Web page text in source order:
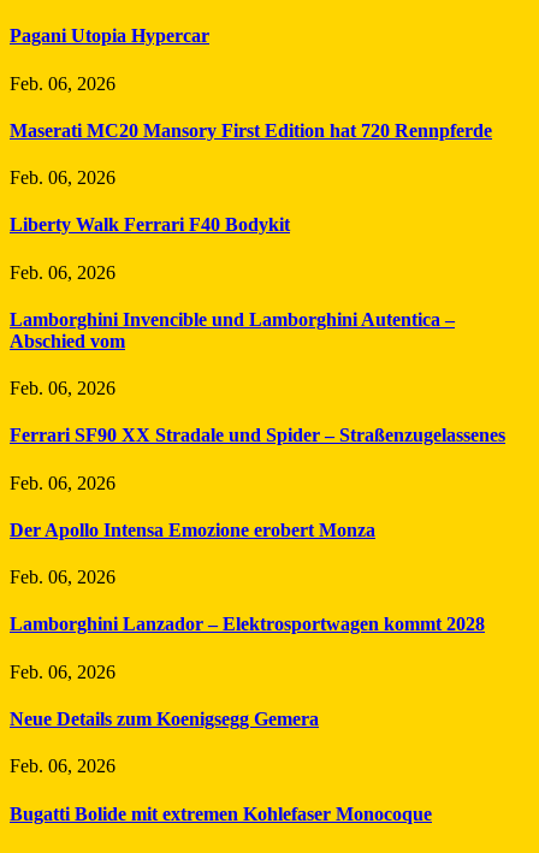
Pagani Utopia Hypercar
Feb. 06, 2026
Maserati MC20 Mansory First Edition hat 720 Rennpferde
Feb. 06, 2026
Liberty Walk Ferrari F40 Bodykit
Feb. 06, 2026
Lamborghini Invencible und Lamborghini Autentica –
Abschied vom
Feb. 06, 2026
Ferrari SF90 XX Stradale und Spider – Straßenzugelassenes
Feb. 06, 2026
Der Apollo Intensa Emozione erobert Monza
Feb. 06, 2026
Lamborghini Lanzador – Elektrosportwagen kommt 2028
Feb. 06, 2026
Neue Details zum Koenigsegg Gemera
Feb. 06, 2026
Bugatti Bolide mit extremen Kohlefaser Monocoque